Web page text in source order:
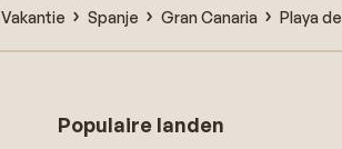
Vakantie Spanje Gran Canaria Playa
Populaire landen